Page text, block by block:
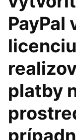
PayPal
platby